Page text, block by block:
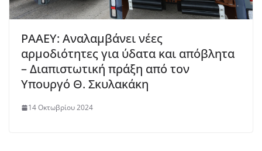
ΡΑΑΕΥ: Αναλαμβάνει νέες
αρμοδιότητες για ύδατα και απόβλητα
– Διαπιστωτική πράξη από τον
Υπουργό Θ. Σκυλακάκη
14 Οκτωβρίου 2024